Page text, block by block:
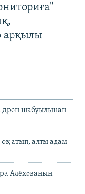
арқылы
дрон шабуылынан
оқ атып, алты адам
Алёхованың